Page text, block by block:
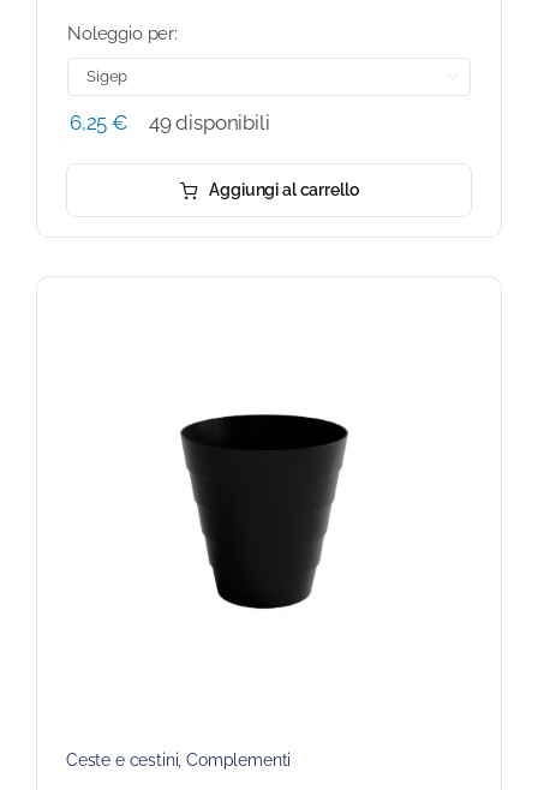
Noleggio per:
6,25€ 49 disponibili
Aggiungi al carrello
Ceste e cestini ,Complementi